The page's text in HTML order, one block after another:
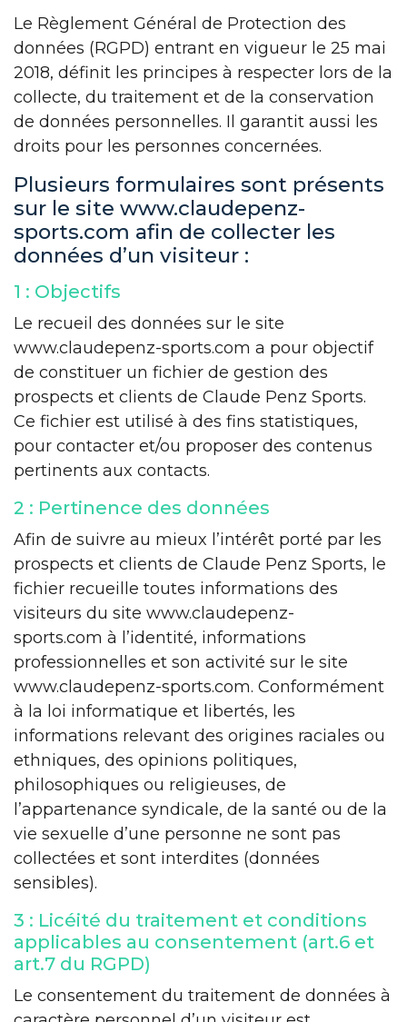
Le Règlement Général de Protection des
données (RGPD) entrant en vigueur le 25 mai
2018, définit les principes à respecter lors de la
collecte, du traitement et de la conservation
de données personnelles. Il garantit aussi les
droits pour les personnes concernées.
Plusieurs formulaires sont présents
sur le site www.claudepenz-
sports.com afin de collecter les
données d’un visiteur :
1 : Objectifs
Le recueil des données sur le site
www.claudepenz-sports.com a pour objectif
de constituer un fichier de gestion des
prospects et clients de Claude Penz Sports.
Ce fichier est utilisé à des fins statistiques,
pour contacter et/ou proposer des contenus
pertinents aux contacts.
2 : Pertinence des données
Afin de suivre au mieux l’intérêt porté par les
prospects et clients de Claude Penz Sports, le
fichier recueille toutes informations des
visiteurs du site www.claudepenz-
sports.com à l’identité, informations
professionnelles et son activité sur le site
www.claudepenz-sports.com. Conformément
à la loi informatique et libertés, les
informations relevant des origines raciales ou
ethniques, des opinions politiques,
philosophiques ou religieuses, de
l’appartenance syndicale, de la santé ou de la
vie sexuelle d’une personne ne sont pas
collectées et sont interdites (données
sensibles).
3 : Licéité du traitement et conditions
applicables au consentement (art.6 et
art.7 du RGPD)
Le consentement du traitement de données à